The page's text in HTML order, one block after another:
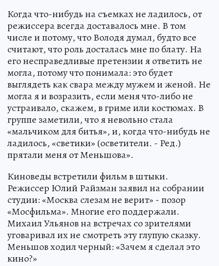
Когда что-нибудь на съемках не ладилось, от
режиссера всегда доставалось мне. В том
числе и потому, что Володя думал, будто все
считают, что роль досталась мне по блату. На
его несправедливые претензии я ответить не
могла, потому что понимала: это будет
выглядеть как свара между мужем и женой. Не
могла я и возразить, если меня что-либо не
устраивало, скажем, в гриме или костюмах. В
группе заметили, что я невольно стала
«мальчиком для битья», и, когда что-нибудь не
ладилось, «светики» (осветители. - Ред.)
прятали меня от Меньшова».
Киноведы встретили фильм в штыки.
Режиссер Юлий Райзман заявил на собрании
студии: «Москва слезам не верит» - позор
«Мосфильма». Многие его поддержали.
Михаил Ульянов на встречах со зрителями
уговаривал их не смотреть эту глупую сказку.
Меньшов ходил черный: «Зачем я сделал это
кино?»